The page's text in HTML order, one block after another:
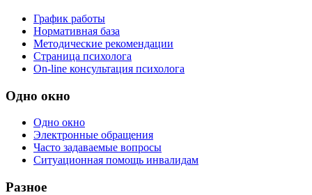
График работы
Нормативная база
Методические рекомендации
Страница психолога
On-line консультация психолога
Одно окно
Одно окно
Электронные обращения
Часто задаваемые вопросы
Ситуационная помощь инвалидам
Разное